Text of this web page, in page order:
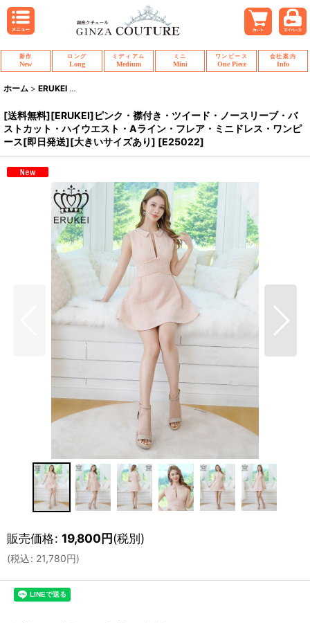
新作
New
ロング
Long
ミディアム
Medium
ミニ
Mini
ワンピース
One Piece
会社案内
Info
ホーム > ERUKEI >
[送料無料][ERUKEI]ピンク・襟付き・ツイード・ノースリーブ・バ
ストカット・ハイウエスト・Aライン・フレア・ミニドレス・ワンピ
ース[即日発送][大きいサイズあり] [E25022]
販売価格: 19,800円(税別)
(税込: 21,780円)